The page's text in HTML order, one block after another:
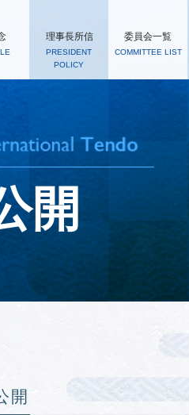
理事長所信
PRESIDENT
POLICY
委員会一覧
COMMITTEE LIST
開
開